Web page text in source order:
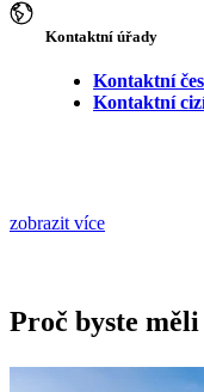
Kontaktní úřady
Kontaktní
Kontaktní
zobrazit více
Proč byste